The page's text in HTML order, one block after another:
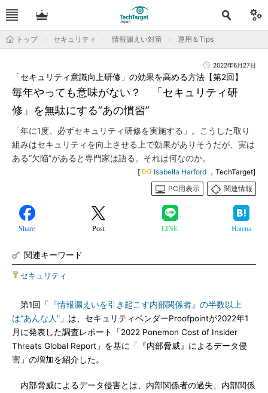
トップ セキュリティ 情報漏えい対策 運用＆Tips
2022年6月27日
毎年やっても意味がない？ 「セキュリティ研
修」を無駄にする“あの慣習”
「セキュリティ意識向上研修」の効果を高める方法【第2回】
「年に1度、必ずセキュリティ研修を実施する」。こうした取り
組みはセキュリティを向上させる上で効果がありそうだが、実は
ある“欠陥”があると専門家は語る。それは何なのか。
[ Isabella Harford ，TechTarget]
PC用表示
関連情報
Share Post LINE Hatena
関連キーワード
セキュリティ
第1回「
『情報漏えいを引き起こす内部関係者』の半数以上
は“あんな人” 」は、セキュリティベンダーProofpointが2022年1
月に発表した調査レポート「2022 Ponemon Cost of Insider
Threats Global Report」を基に「『内部脅威』によるデータ侵
害」の増加を紹介した。
内部脅威によるデータ侵害とは、内部関係者の過失、内部関係